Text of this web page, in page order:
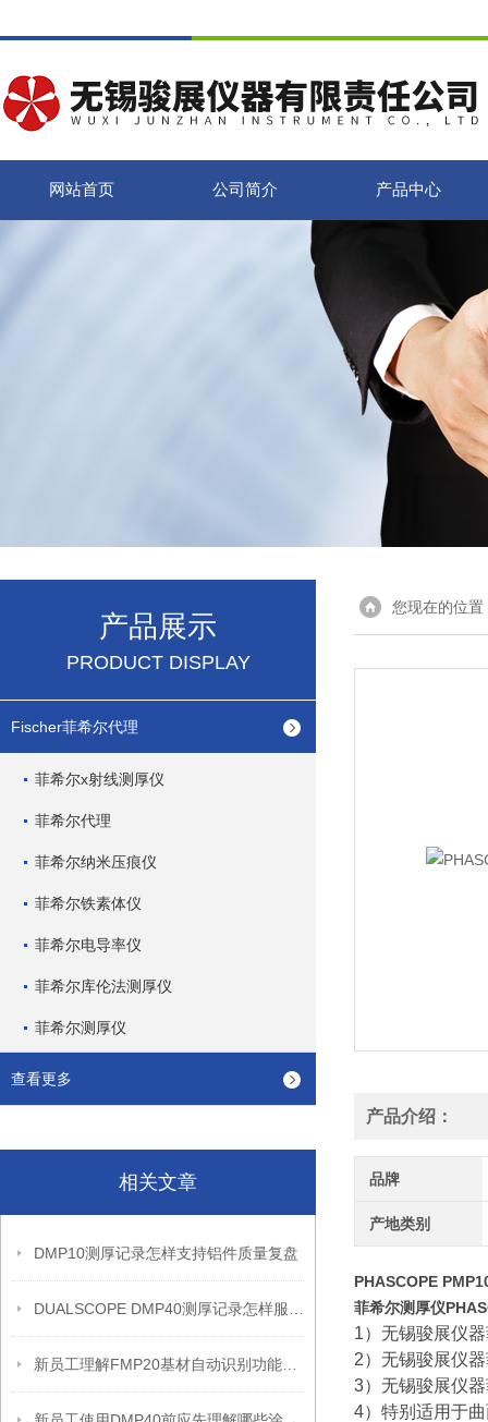
网站首页 公司简介 产品中心
产品展示
PRODUCT DISPLAY
Fischer菲希尔代理
菲希尔x射线测厚仪
菲希尔代理
菲希尔纳米压痕仪
菲希尔铁素体仪
菲希尔电导率仪
菲希尔库伦法测厚仪
菲希尔测厚仪
查看更多
相关文章
DMP10测厚记录怎样支持铝件质量复盘
您现在的位置
产品介绍：
品牌
产地类别
PHASCOPE
菲希尔测厚仪
1）无锡骏展仪
2） 无锡骏展仪
3） 无锡骏展仪
4）特别适用于